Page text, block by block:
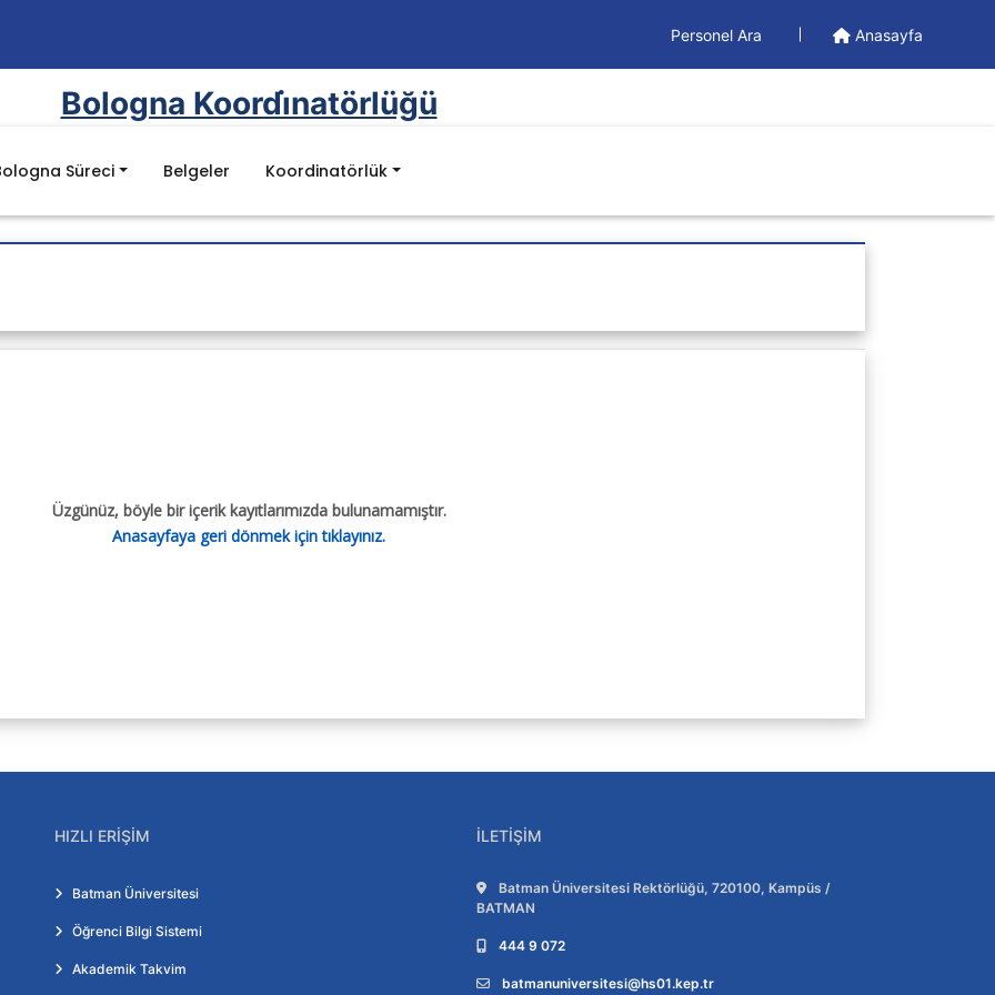
Personel Ara Anasayfa
Bologna Koordi̇natörlüğü
Süreci
Katılım
Belgeler Koordinatörlük
Üzgünüz, böyle bir içerik kayıtlarımızda bulunamamıştır.
Anasayfaya geri dönmek için tıklayınız.
HIZLI ERIŞIM
Batman Üniversitesi
Öğrenci Bilgi Sistemi
Akademik Takvim
İLETIŞIM
Adres:
Batman Üniversitesi Rektörlüğü, 720100, Kampüs /
BATMAN
Telefon:
444 9 072
E-posta:
batmanuniversitesi@hs01.kep.tr